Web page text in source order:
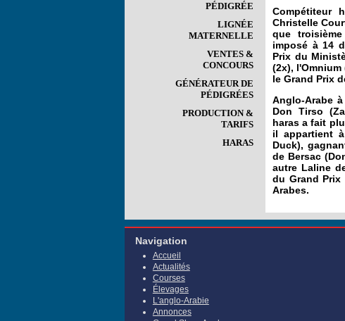
PÉDIGRÉE
LIGNÉE
MATERNELLE
VENTES &
CONCOURS
GÉNÉRATEUR DE
PÉDIGRÉES
PRODUCTION &
TARIFS
HARAS
Compétiteur
Christelle
que
imposé à 14
Prix du
(2x), l'Omnium
le Grand Prix
Anglo-Arabe
Don Tirso
haras a fait
il appartient
Duck),
de Bersac
autre Laline
du Grand
Arabes.
Navigation
Accueil
Actualités
Courses
Élevages
L'anglo-Arabie
Annonces